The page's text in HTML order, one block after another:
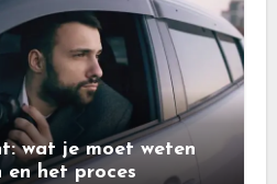
wat je moet weten
en het proces